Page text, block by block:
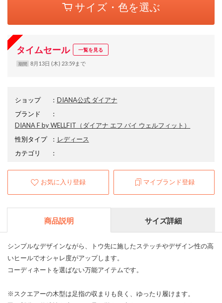
サイズ・色を選ぶ
タイムセール 一覧を見る
期間 8月13日 (木) 23:59まで
ショップ ： DIANA公式 ダイアナ
ブランド
：
DIANA F by WELLFIT （ダイアナ エフ バイ ウェルフィット）
性別タイプ
： レディース
カテゴリ
：
お気に入り登録 マイブランド登録
商品説明 サイズ詳細
シンプルなデザインながら、トウ先に施したステッチやデザイン性の高
いヒールでオシャレ度がアップします。
コーディネートを選ばない万能アイテムです。
※スクエアーの木型は足指の収まりも良く、ゆったり履けます。